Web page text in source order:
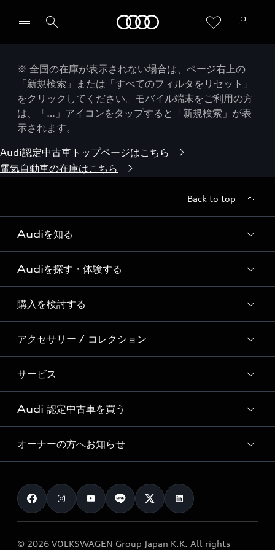
※ 全国の在庫が表示されない場合は、ページ右上の
「新規検索」または「すべてのフィルタをリセット」
をクリックしてください。モバイル端末をご利用の方
は、「…」アイコンをタップすると「新規検索」が表
示されます。
Audi認定中古車トップページはこちら
電気自動車の在庫はこちら
Back to top
Audiを知る
Audi ブランド
Story of Progress
Audi Sport
Formula 1®
デジタルサービス
Audiを探す・体験する
ディーラー検索
新車在庫検索
試乗車・展示車検索
見積り依頼
試乗予約
購入を検討する
モデル一覧
特別仕様モデル / 限定モデル
e-tronラインアップ
価格シミュレーション
車両比較
カタログ一覧
アクセサリー / コレクション
純正アクセサリー
オンラインショップ
Audi collection
アウディナビアプリ
サービス
サービス入庫予約
サービスプログラム
メンテナンス
車検 / 定期点検
e-tronアフターサポート
Audi 認定中古車を買う
Audi認定中古車
クオリティ
保証
メンテナンス
オーナーの方へお知らせ
お知らせ
オーナー様向けキャンペーン
© 2026 VOLKSWAGEN Group Japan K.K. All rights